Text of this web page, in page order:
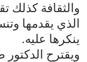
والثقافة كذلك
الذي يقدمها
ينكرها عليه.
ويقترح